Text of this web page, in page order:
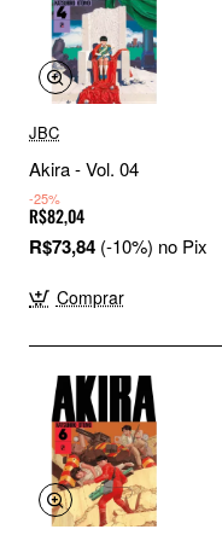
JBC
Akira - Vol. 04
-25%
R$82,04
R$73,84 (-10%) no Pix
Comprar